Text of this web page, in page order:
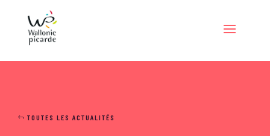
TOUTES LES ACTUALITÉS